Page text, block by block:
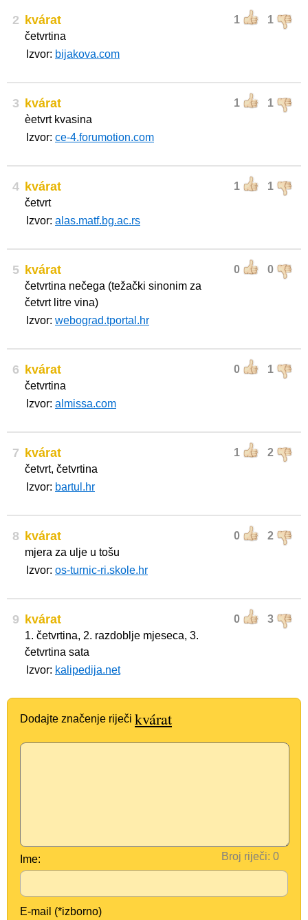
2 1 1
kvárat
četvrtina
Izvor: bijakova.com
3 1 1
kvárat
èetvrt kvasina
Izvor: ce-4.forumotion.com
4 1 1
kvárat
četvrt
Izvor: alas.matf.bg.ac.rs
5 0 0
kvárat
četvrtina nečega (težački sinonim za
četvrt litre vina)
Izvor: webograd.tportal.hr
6 0 1
kvárat
četvrtina
Izvor: almissa.com
7 1 2
kvárat
četvrt, četvrtina
Izvor: bartul.hr
8 0 2
kvárat
mjera za ulje u tošu
Izvor: os-turnic-ri.skole.hr
9 0 3
kvárat
1. četvrtina, 2. razdoblje mjeseca, 3.
četvrtina sata
Izvor: kalipedija.net
Dodajte značenje riječi kvárat
Broj riječi:
Ime:
E-mail (*izborno)